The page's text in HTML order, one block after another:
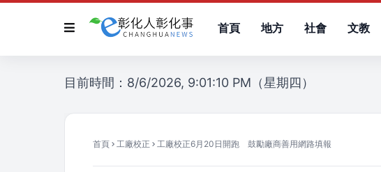
首頁 地方 社會 文教
目前時間：8/6/2026, 9:01:10 PM（星期四）
首頁 工廠校正 工廠校正6月20日開跑 鼓勵廠商善用網路填報